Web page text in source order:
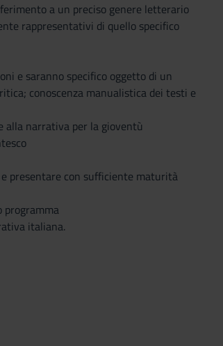
a un preciso genere letterario
rappresentativi di quello specifico
e saranno specifico oggetto di un
conoscenza manualistica dei testi e
narrativa per la gioventù
presentare con sufficiente maturità
italiana.